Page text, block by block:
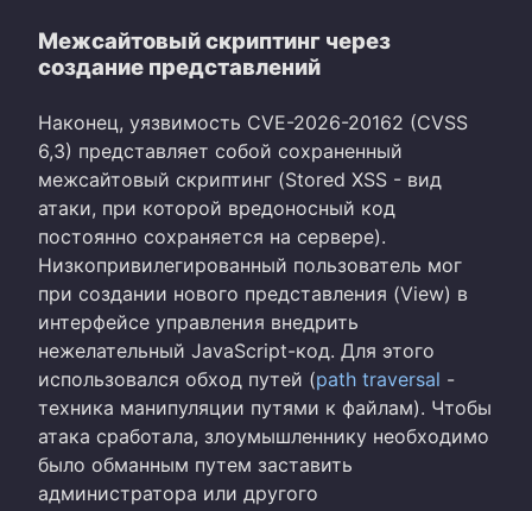
Межсайтовый скриптинг через
создание представлений
Наконец, уязвимость CVE-2026-20162 (CVSS
6,3) представляет собой сохраненный
межсайтовый скриптинг (Stored XSS - вид
атаки, при которой вредоносный код
постоянно сохраняется на сервере).
Низкопривилегированный пользователь мог
при создании нового представления (View) в
интерфейсе управления внедрить
нежелательный JavaScript-код. Для этого
использовался обход путей (path traversal -
техника манипуляции путями к файлам). Чтобы
атака сработала, злоумышленнику необходимо
было обманным путем заставить
администратора или другого